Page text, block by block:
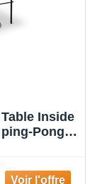
Inside
Pong
x 152,5 x